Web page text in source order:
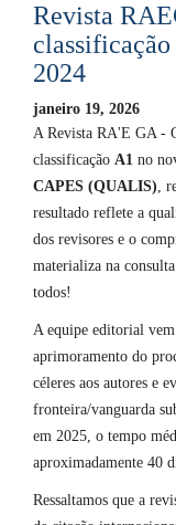
Revista
2024
janeiro 19, 2026
A Revista RA'E GA -
classificação A1 no
CAPES (QUALIS),
resultado reflete a
dos revisores e o
materializa na
todos!
A equipe editorial
aprimoramento do
céleres aos autores e
fronteira/vanguarda
em 2025, o tempo
aproximadamente 40
Ressaltamos que a